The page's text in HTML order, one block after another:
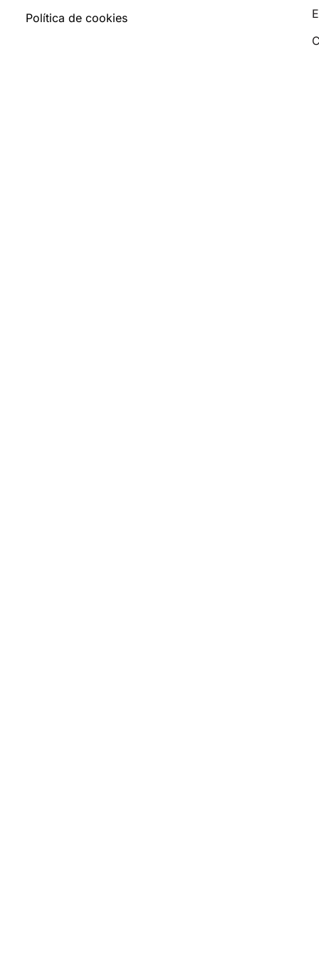
Política de cookies